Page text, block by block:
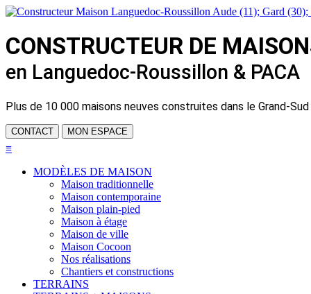
CONSTRUCTEUR DE
en Languedoc-Roussillon & PACA
Plus de 10 000 maisons neuves construites dans le Grand-Sud
CONTACT MON ESPACE
≡
MODÈLES DE MAISON
Maison traditionnelle
Maison contemporaine
Maison plain-pied
Maison à étage
Maison de ville
Maison Cocoon
Nos réalisations
Chantiers et constructions
TERRAINS